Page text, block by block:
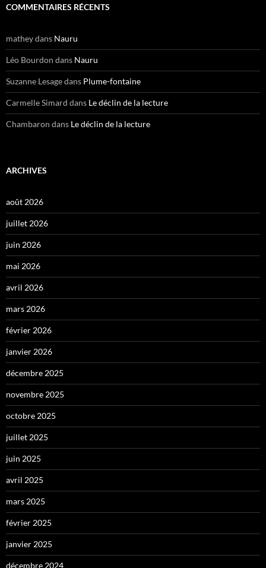
COMMENTAIRES RÉCENTS
matheydans Nauru
Léo Bourdon dans Nauru
Suzanne Lesagedans Plume-fontaine
Carmelle Simard dans Le déclin de la lecture
Chambaron dans Le déclin de la lecture
ARCHIVES
août 2026
juillet 2026
juin 2026
mai 2026
avril 2026
mars 2026
février 2026
janvier 2026
décembre 2025
novembre 2025
octobre 2025
juillet 2025
juin 2025
avril 2025
mars 2025
février 2025
janvier 2025
décembre 2024